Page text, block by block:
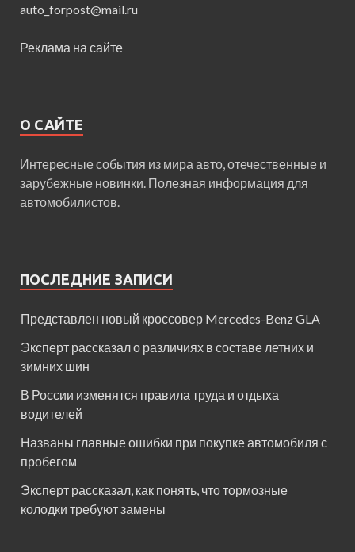
auto_forpost@mail.ru
Реклама на сайте
О САЙТЕ
Интересные события из мира авто, отечественные и
зарубежные новинки. Полезная информация для
автомобилистов.
ПОСЛЕДНИЕ ЗАПИСИ
Представлен новый кроссовер Mercedes-Benz GLA
Эксперт рассказал о различиях в составе летних и
зимних шин
В России изменятся правила труда и отдыха
водителей
Названы главные ошибки при покупке автомобиля с
пробегом
Эксперт рассказал, как понять, что тормозные
колодки требуют замены